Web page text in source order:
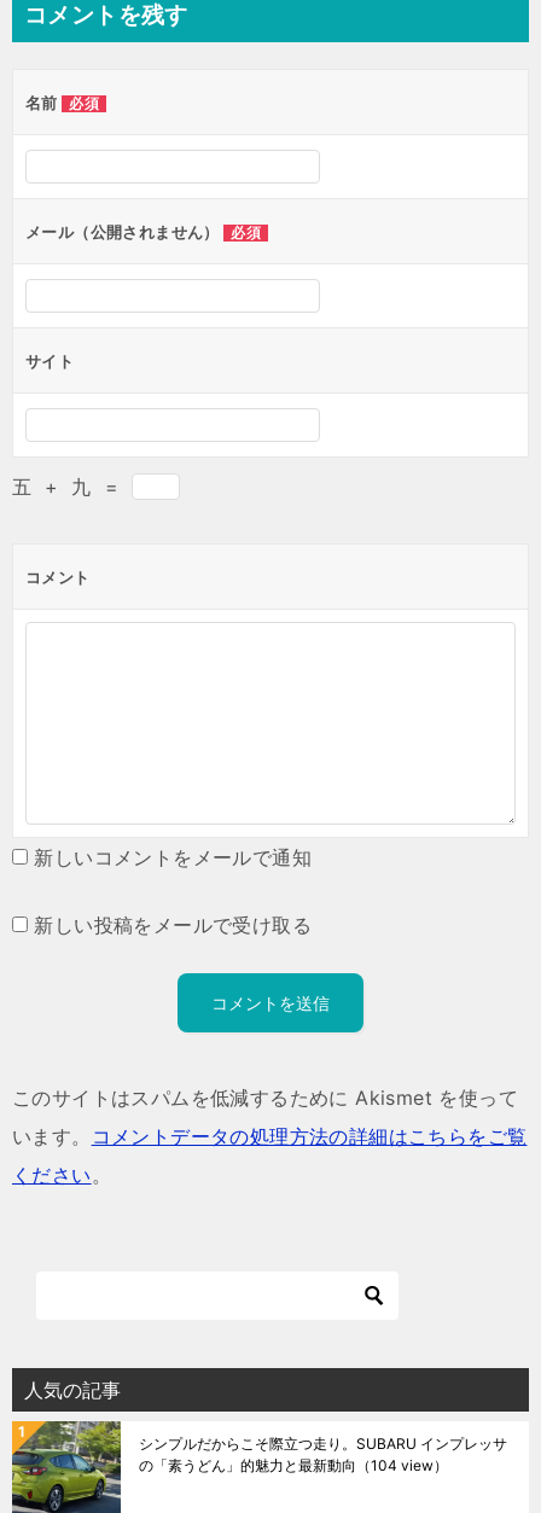
コメントを残す
名前 必須
メール（公開されません） 必須
サイト
五 + 九 =
コメント
新しいコメントをメールで通知
新しい投稿をメールで受け取る
このサイトはスパムを低減するために Akismet を使って
います。
コメントデータの処理方法の詳細はこちらをご覧
ください。
人気の記事
シンプルだからこそ際立つ走り。SUBARU インプレッサ
の「素うどん」的魅力と最新動向 （104 view）